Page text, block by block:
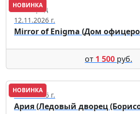
НОВИНКА
Волгоград
12.11.2026 г.
Mirror of Enigma (Дом
от 1 500 руб.
НОВИНКА
02.10.2026 г.
Ария (Ледовый дворец